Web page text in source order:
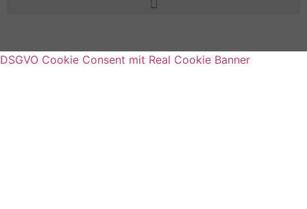
DSGVO Cookie Consent mit Real Cookie Banner